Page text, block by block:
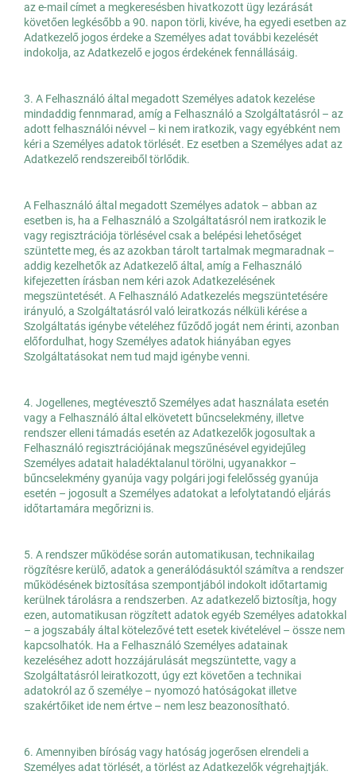
az e-mail címet a megkeresésben hivatkozott ügy lezárását
követően legkésőbb a 90. napon törli, kivéve, ha egyedi esetben az
Adatkezelő jogos érdeke a Személyes adat további kezelését
indokolja, az Adatkezelő e jogos érdekének fennállásáig.
3. A Felhasználó által megadott Személyes adatok kezelése
mindaddig fennmarad, amíg a Felhasználó a Szolgáltatásról – az
adott felhasználói névvel – ki nem iratkozik, vagy egyébként nem
kéri a Személyes adatok törlését. Ez esetben a Személyes adat az
Adatkezelő rendszereiből törlődik.
A Felhasználó által megadott Személyes adatok – abban az
esetben is, ha a Felhasználó a Szolgáltatásról nem iratkozik le
vagy regisztrációja törlésével csak a belépési lehetőséget
szüntette meg, és az azokban tárolt tartalmak megmaradnak –
addig kezelhetők az Adatkezelő által, amíg a Felhasználó
kifejezetten írásban nem kéri azok Adatkezelésének
megszüntetését. A Felhasználó Adatkezelés megszüntetésére
irányuló, a Szolgáltatásról való leiratkozás nélküli kérése a
Szolgáltatás igénybe vételéhez fűződő jogát nem érinti, azonban
előfordulhat, hogy Személyes adatok hiányában egyes
Szolgáltatásokat nem tud majd igénybe venni.
4. Jogellenes, megtévesztő Személyes adat használata esetén
vagy a Felhasználó által elkövetett bűncselekmény, illetve
rendszer elleni támadás esetén az Adatkezelők jogosultak a
Felhasználó regisztrációjának megszűnésével egyidejűleg
Személyes adatait haladéktalanul törölni, ugyanakkor –
bűncselekmény gyanúja vagy polgári jogi felelősség gyanúja
esetén – jogosult a Személyes adatokat a lefolytatandó eljárás
időtartamára megőrizni is.
5. A rendszer működése során automatikusan, technikailag
rögzítésre kerülő, adatok a generálódásuktól számítva a rendszer
működésének biztosítása szempontjából indokolt időtartamig
kerülnek tárolásra a rendszerben. Az adatkezelő biztosítja, hogy
ezen, automatikusan rögzített adatok egyéb Személyes adatokkal
– a jogszabály által kötelezővé tett esetek kivételével – össze nem
kapcsolhatók. Ha a Felhasználó Személyes adatainak
kezeléséhez adott hozzájárulását megszüntette, vagy a
Szolgáltatásról leiratkozott, úgy ezt követően a technikai
adatokról az ő személye – nyomozó hatóságokat illetve
szakértőiket ide nem értve – nem lesz beazonosítható.
6. Amennyiben bíróság vagy hatóság jogerősen elrendeli a
Személyes adat törlését, a törlést az Adatkezelők végrehajtják.